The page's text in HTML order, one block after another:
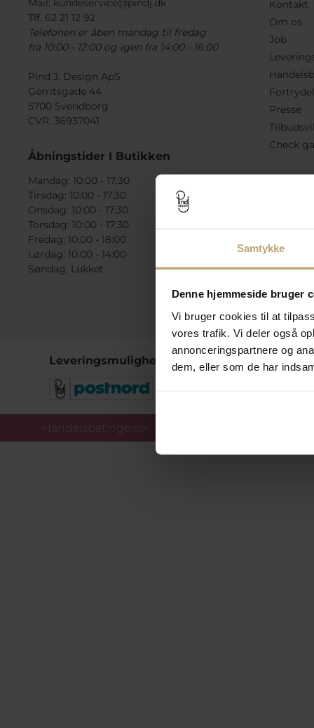
Samtykke
Denne hjemmeside bruger
Vi bruger cookies til at
vores trafik. Vi deler også
annonceringspartnere og
dem, eller som de har
Mail: kundeservice@pindj.dk
Tlf. 62 21 12 92
Telefonen er åben mandag til fredag
fra 10:00 - 12:00 og igen fra 14:00 - 16:00
Pind J. Design ApS
Gerritsgade 44
5700 Svendborg
CVR. 36937041
Åbningstider I Butikken
Mandag: 10:00 - 17:30
Tirsdag: 10:00 - 17:30
Onsdag: 10:00 - 17:30
Torsdag: 10:00 - 17:30
Fredag: 10:00 - 18:00
Lørdag: 10:00 - 14:00
Søndag: Lukket
Kontakt
Om os
Job
Presse
Check
Leveringsmuligheder
Handelsbetingelser